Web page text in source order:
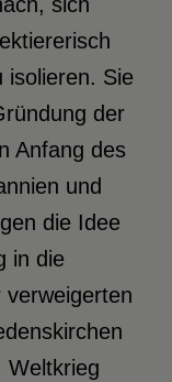
isolieren. Sie
der
Anfang des
und
die Idee
in die
Weltkrieg